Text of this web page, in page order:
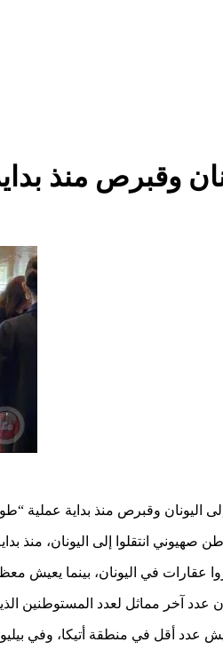
وقبرص منذ
عدد أقل في منطقة أتيكا، وفي